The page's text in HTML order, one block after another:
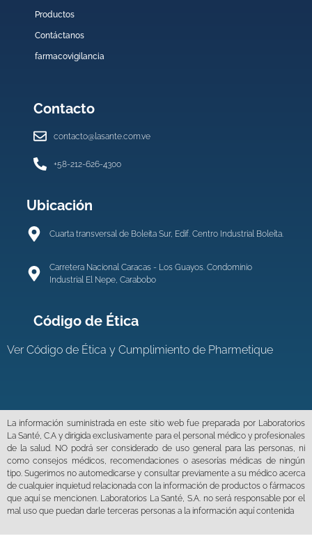
Productos
Contáctanos
farmacovigilancia
Contacto
contacto@lasante.com.ve
+58-212-626-4300
Ubicación
Cuarta transversal de Boleita Sur, Edif. Centro Industrial Boleíta.
Carretera Nacional Caracas - Los Guayos. Condominio
Industrial El Nepe, Carabobo
Código de Ética
VerCódigo de Ética y Cumplimiento de Pharmetique
La información suministrada en este sitio web fue preparada por Laboratorios
La Santé, C.A y dirigida exclusivamente para el personal médico y profesionales
de la salud. NO podrá ser considerado de uso general para las personas, ni
como consejos médicos, recomendaciones o asesorías médicas de ningún
tipo. Sugerimos no automedicarse y consultar previamente a su médico acerca
de cualquier inquietud relacionada con la información de productos o fármacos
que aquí se mencionen. Laboratorios La Santé, S.A. no será responsable por el
mal uso que puedan darle terceras personas a la información aquí contenida